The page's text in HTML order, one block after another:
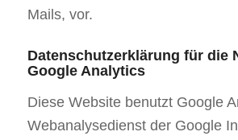
Mails, vor.
Datenschutzerklärung für die
Google Analytics
Diese Website benutzt Google
Webanalysedienst der Google